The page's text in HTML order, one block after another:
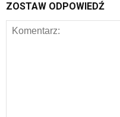
ZOSTAW ODPOWIEDŹ